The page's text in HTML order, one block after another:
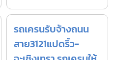
รถเครนรับจ้างถนน
สาย3121แปดริ้ว-